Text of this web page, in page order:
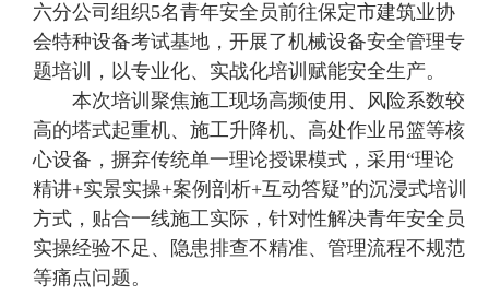
六分公司组织5名青年安全员前往保定市建筑业协
会特种设备考试基地，开展了机械设备安全管理专
题培训，以专业化、实战化培训赋能安全生产。
本次培训聚焦施工现场高频使用、风险系数较
高的塔式起重机、施工升降机、高处作业吊篮等核
心设备，摒弃传统单一理论授课模式，采用“理论
精讲+实景实操+案例剖析+互动答疑”的沉浸式培训
方式，贴合一线施工实际，针对性解决青年安全员
实操经验不足、隐患排查不精准、管理流程不规范
等痛点问题。